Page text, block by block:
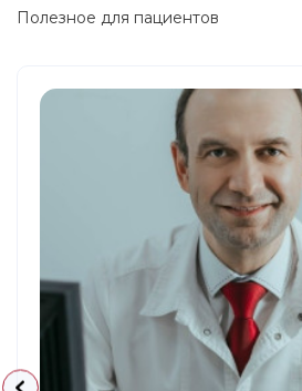
Полезное для пациентов